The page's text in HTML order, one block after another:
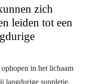
zich
leiden tot een
in het lichaam
langdurige suppletie.